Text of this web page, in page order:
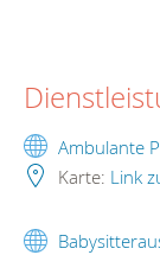
Ambulante
Karte: Link